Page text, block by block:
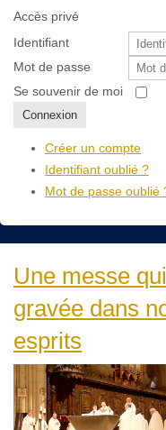
Accès privé
Identifiant
Mot de passe
Se souvenir de moi
Connexion
Créer un compte
Identifiant oublié ?
Mot de passe oublié
Une messe
gravée dans
esprits